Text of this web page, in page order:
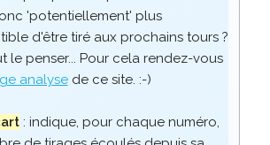
'potentiellement' plus
d'être tiré aux prochains tours ?
le penser... Pour cela rendez-vous
analysede ce site. :-)
: indique, pour chaque numéro,